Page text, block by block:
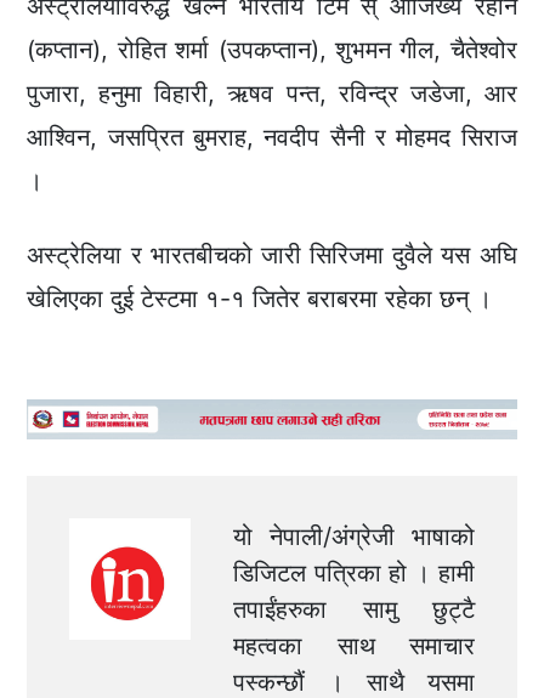
अस्ट्रेलियाविरुद्ध खेल्ने भारतीय टिम स् आजिख्य रहाने
(कप्तान), रोहित शर्मा (उपकप्तान), शुभमन गील, चैतेश्वोर
पुजारा, हनुमा विहारी, ऋषव पन्त, रविन्द्र जडेजा, आर
आश्विन, जसप्रित बुमराह, नवदीप सैनी र मोहमद सिराज
।
अस्ट्रेलिया र भारतबीचको जारी सिरिजमा दुवैले यस अघि
खेलिएका दुई टेस्टमा १-१ जितेर बराबरमा रहेका छन् ।
यो नेपाली/अंग्रेजी भाषाको
डिजिटल पत्रिका हो । हामी
तपाईंहरुका सामु छुट्टै
महत्वका साथ समाचार
पस्कन्छौं । साथै यसमा